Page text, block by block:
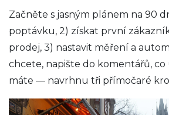
Začněte s jasným plánem na 90
poptávku, 2) získat první
prodej, 3) nastavit měření a
chcete, napište do komentářů, co
máte — navrhnu tři přímočaré